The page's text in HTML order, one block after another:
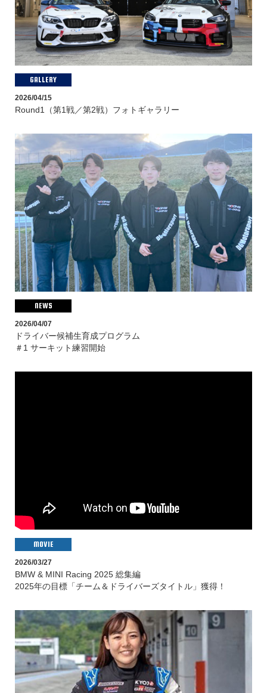
GALLERY
2026/04/15
Round1（第1戦／第2戦）フォトギャラリー
NEWS
2026/04/07
ドライバー候補生育成プログラム
＃1 サーキット練習開始
MOVIE
2026/03/27
BMW & MINI Racing 2025 総集編
2025年の目標「チーム＆ドライバーズタイトル」獲得！